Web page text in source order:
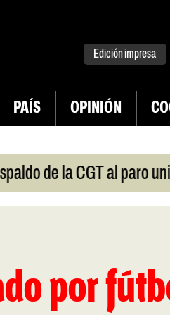
Edición impresa
PAÍS OPINIÓN
de la CGT al paro
por